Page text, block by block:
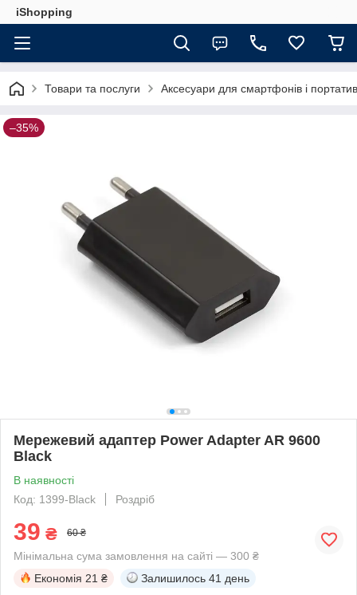
iShopping
Товари та послуги Аксесуари для смартфонів і
–35%
Мережевий адаптер Power Adapter AR 9600
Black
В наявності
Код: 1399-Black
Роздріб
39 ₴ 60 ₴
Мінімальна сума замовлення на сайті — 300 ₴
Економія 21 ₴ Залишилось 41 день